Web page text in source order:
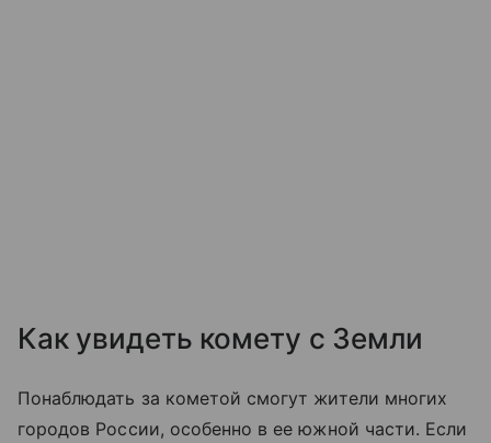
Как увидеть комету с Земли
Понаблюдать за кометой смогут жители многих
городов России, особенно в ее южной части. Если